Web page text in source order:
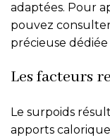
adaptées. Pour
pouvez
précieuse
Les facteurs
Le surpoids
apports